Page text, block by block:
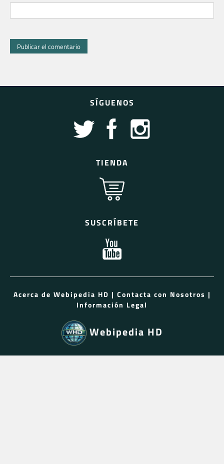
SÍGUENOS
TIENDA
SUSCRÍBETE
Acerca de Webipedia HD | Contacta con Nosotros |
Información Legal
Webipedia HD